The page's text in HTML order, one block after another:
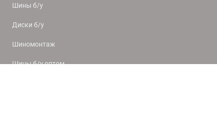
Шины б/у
Диски б/у
Шиномонтаж
Шины б/у оптом